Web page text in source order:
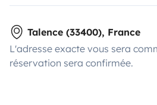
Talence (33400), France
L'adresse exacte vous sera
réservation sera confirmée.